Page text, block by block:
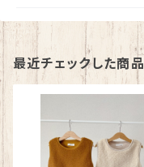
最近チェックした商品